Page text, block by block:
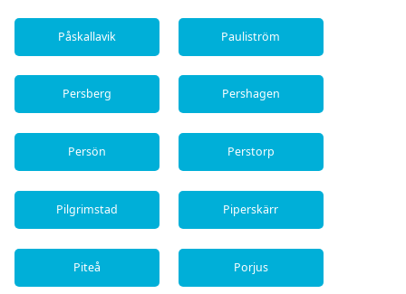
Påskallavik Pauliström
Persberg Pershagen
Persön Perstorp
Pilgrimstad Piperskärr
Piteå Porjus